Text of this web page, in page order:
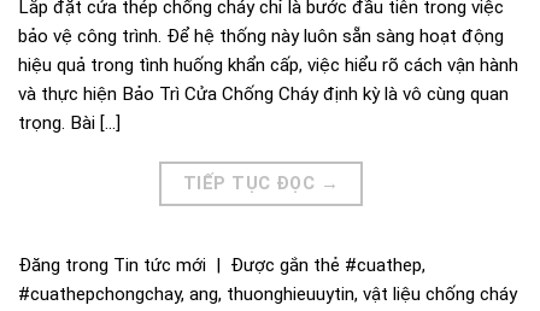
Lắp đặt cửa thép chống cháy chỉ là bước đầu tiên trong việc
bảo vệ công trình. Để hệ thống này luôn sẵn sàng hoạt động
hiệu quả trong tình huống khẩn cấp, việc hiểu rõ cách vận hành
và thực hiện Bảo Trì Cửa Chống Cháy định kỳ là vô cùng quan
trọng. Bài […]
TIẾP TỤC ĐỌC →
Đăng trong Tin tức mới Được gắn thẻ #cuathep,
#cuathepchongchay, ang, thuonghieuuytin, vật liệu chống cháy